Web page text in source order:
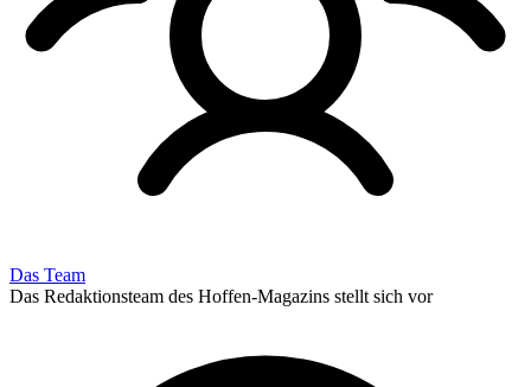
Das Team
Das Redaktionsteam des Hoffen-Magazins stellt sich vor